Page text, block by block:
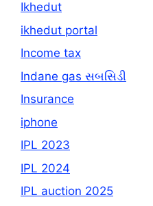
Ikhedut
ikhedut portal
Income tax
Indane gas સબસિડી
Insurance
iphone
IPL 2023
IPL 2024
IPL auction 2025